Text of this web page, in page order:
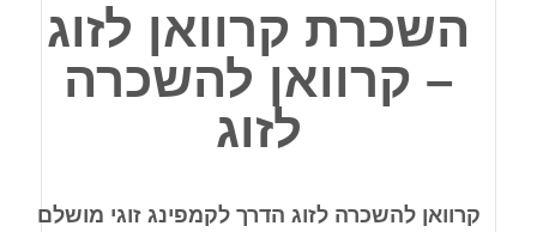
השכרת קרוואן לזוג
– קרוואן להשכרה
לזוג
קרוואן להשכרה לזוג הדרך לקמפינג זוגי מושלם